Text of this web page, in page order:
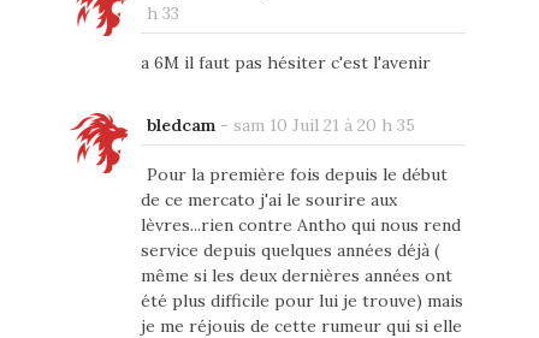
h 33
a 6M il faut pas hésiter c'est l'avenir
bledcam- sam 10 Juil 21 à 20 h 35
Pour la première fois depuis le début
de ce mercato j'ai le sourire aux
lèvres...rien contre Antho qui nous rend
service depuis quelques années déjà (
même si les deux dernières années ont
été plus difficile pour lui je trouve) mais
je me réjouis de cette rumeur qui si elle